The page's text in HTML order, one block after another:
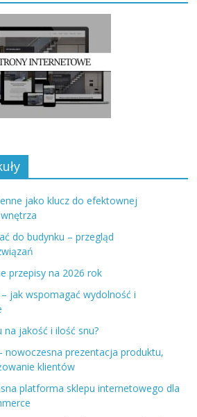
jako klucz do efektownej
do budynku – przegląd
przepisy na 2026 rok
jak wspomagać wydolność i
na jakość i ilość snu?
nowoczesna prezentacja produktu,
klientów
platforma sklepu internetowego dla